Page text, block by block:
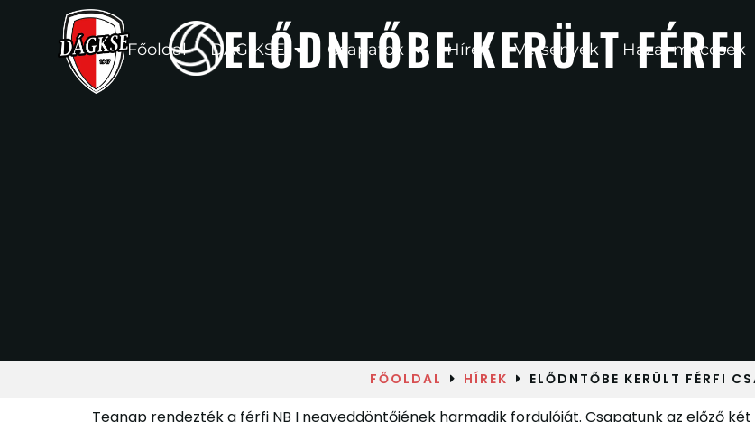
Főoldal DÁG KSE Csapatok Hírek Versenyek Hazai meccsek
ELŐDNTŐBE KERÜLT
FŐOLDAL HÍREK ELŐDNTŐBE KERÜLT FÉRFI
Tegnap rendezték a férfi NB I negyeddöntőjének harmadik fordulóját. Csapatunk az előző